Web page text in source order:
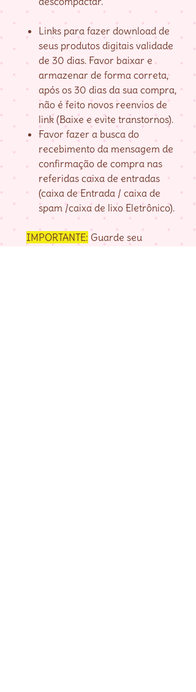
Links para fazer download de
seus produtos digitais validade
de 30 dias. Favor baixar e
armazenar de forma correta,
após os 30 dias da sua compra,
não é feito novos reenvios de
link (Baixe e evite transtornos).
Favor fazer a busca do
recebimento da mensagem de
confirmação de compra nas
referidas caixa de entradas
(caixa de Entrada / caixa de
spam /caixa de lixo Eletrônico).
IMPORTANTE: Guarde seu